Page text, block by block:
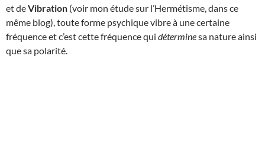
et deVibration (voir mon étude sur l’Hermétisme, dans ce
même blog), toute forme psychique vibre à une certaine
fréquence et c’est cette fréquence qui déterminesa nature ainsi
que sa polarité.